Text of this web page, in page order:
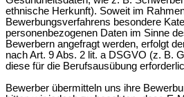
ethnische Herkunft). Soweit im
Bewerbungsverfahrens besondere
personenbezogenen Daten im Sinne
Bewerbern angefragt werden, erfolgt
nach Art. 9 Abs. 2 lit. a DSGVO (z. B.
diese für die Berufsausübung
Bewerber übermitteln uns ihre